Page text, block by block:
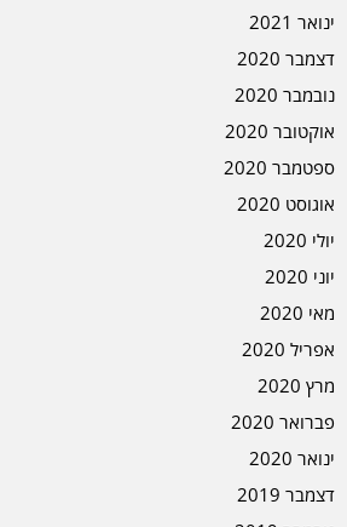
ינואר 2021
דצמבר 2020
נובמבר 2020
אוקטובר 2020
ספטמבר 2020
אוגוסט 2020
יולי 2020
יוני 2020
מאי 2020
אפריל 2020
מרץ 2020
פברואר 2020
ינואר 2020
דצמבר 2019